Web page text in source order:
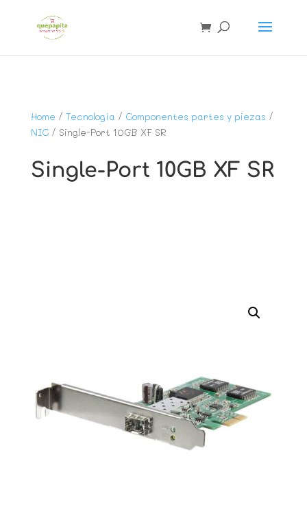
Home / Tecnología / Componentes partes y piezas /
NIC/ Single-Port 10GB XF SR
Single-Port 10GB XF SR